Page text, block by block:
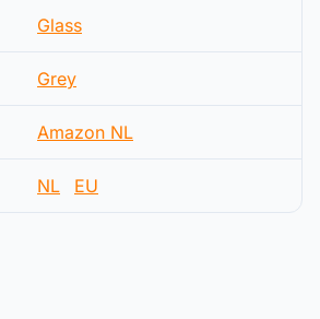
Glass
Grey
Amazon NL
NL EU